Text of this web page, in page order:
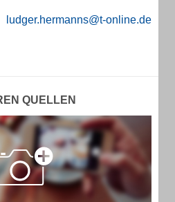
ludger.hermanns@t-online.de
QUELLEN